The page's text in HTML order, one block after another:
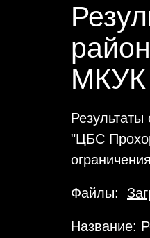
МКУК
"ЦБС
Файлы:
Название: